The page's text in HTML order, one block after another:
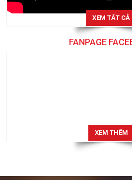
XEM TẤT CẢ
FANPAGE
XEM THÊM